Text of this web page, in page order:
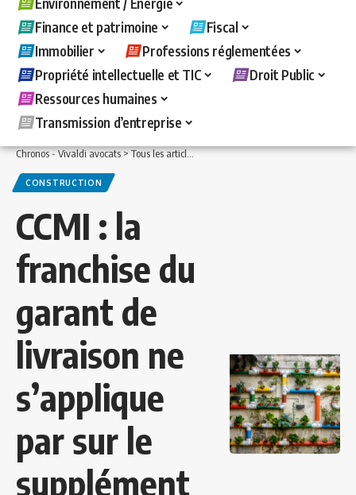
Finance et patrimoine
Fiscal
Immobilier
Professions réglementées
Propriété intellectuelle et TIC
Droit Public
Ressources humaines
Transmission d’entreprise
Chronos - Vivaldi avocats>Tous les articles >Immobilier>Construction>CCMI :
CONSTRUCTION
CCMI : la
franchise du
garant de
livraison ne
s’applique
par sur le
supplément